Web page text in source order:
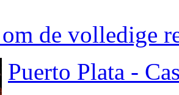
de volledige
Puerto Plata -